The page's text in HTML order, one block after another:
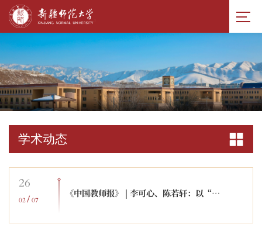
学术动态
26
02/ 07
《中国教师报》 | 李可心、陈若轩：以“大思政课”统筹推进大中小学思政课教师队伍一体化建设